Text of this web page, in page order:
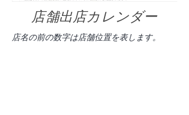
店舗出店カレンダー
​店名の前の数字は店舗位置を表します。